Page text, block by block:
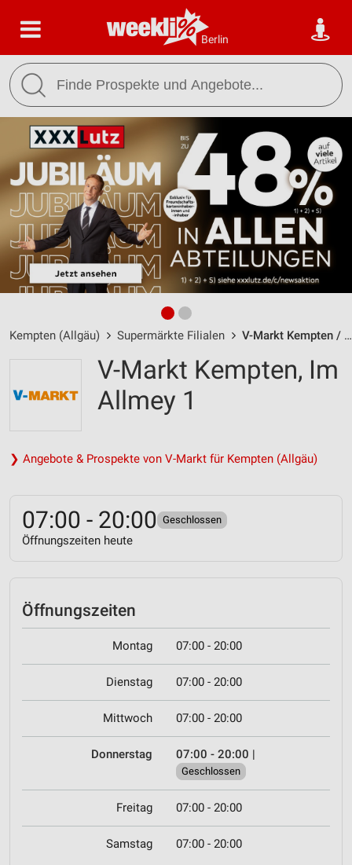
Berlin
Kempten (Allgäu) Supermärkte Filialen V-Markt Kempten / Im Allmey 1 - Öffnungszeiten & Adresse
V-Markt Kempten, Im
Allmey 1
❯ Angebote & Prospekte von V-Markt für Kempten (Allgäu)
07:00 - 20:00 Geschlossen
Öffnungszeiten heute
Öffnungszeiten
Montag 07:00 - 20:00
Dienstag 07:00 - 20:00
Mittwoch 07:00 - 20:00
Donnerstag 07:00 - 20:00 |
Geschlossen
Freitag 07:00 - 20:00
Samstag 07:00 - 20:00